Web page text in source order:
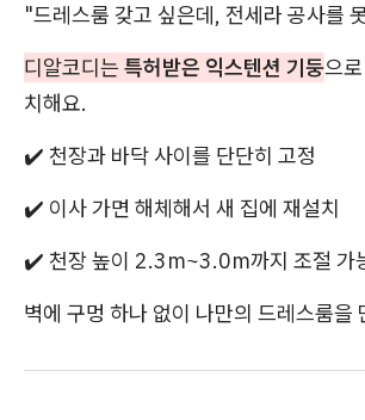
"드레스룸 갖고 싶은데, 전세라 공사를
디알코디는 특허받은 익스텐션 기둥으
치해요.
✔️ 천장과 바닥 사이를 단단히 고정
✔️ 이사 가면 해체해서 새 집에 재설치
✔️ 천장 높이 2.3m~3.0m까지 조절 가
벽에 구멍 하나 없이 나만의 드레스룸을